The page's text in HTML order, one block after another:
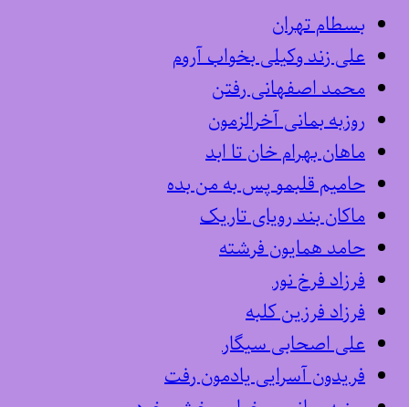
بسطام تهران
علی زند وکیلی بخواب آروم
محمد اصفهانی رفتن
روزبه بمانی آخرالزمون
ماهان بهرام خان تا ابد
حامیم قلبمو پس به من بده
ماکان بند رویای تاریک
حامد همایون فرشته
فرزاد فرخ نور
فرزاد فرزین کلبه
علی اصحابی سیگار
فریدون آسرایی یادمون رفت